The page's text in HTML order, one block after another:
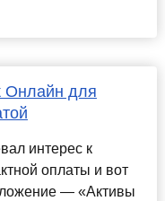
Онлайн для
интерес к
оплаты и вот
— «Активы